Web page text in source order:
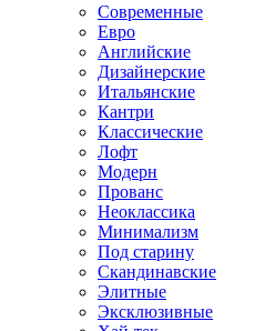
Современные
Евро
Английские
Дизайнерские
Итальянские
Кантри
Классические
Лофт
Модерн
Прованс
Неоклассика
Минимализм
Под старину
Скандинавские
Элитные
Эксклюзивные